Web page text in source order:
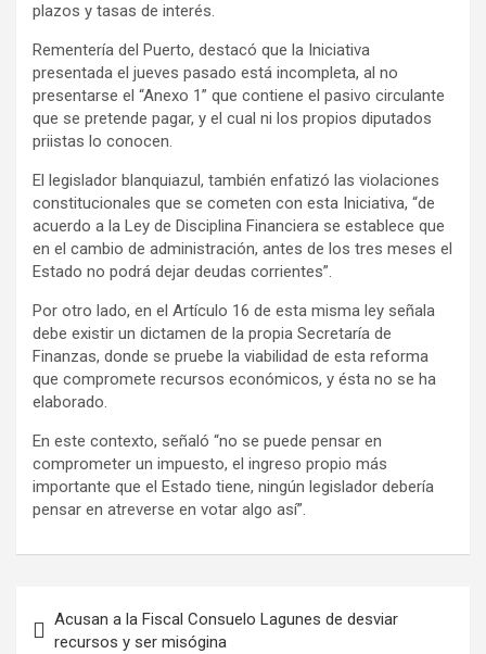
plazos y tasas de interés.
Rementería del Puerto, destacó que la Iniciativa
presentada el jueves pasado está incompleta, al no
presentarse el “Anexo 1” que contiene el pasivo circulante
que se pretende pagar, y el cual ni los propios diputados
priistas lo conocen.
El legislador blanquiazul, también enfatizó las violaciones
constitucionales que se cometen con esta Iniciativa, “de
acuerdo a la Ley de Disciplina Financiera se establece que
en el cambio de administración, antes de los tres meses el
Estado no podrá dejar deudas corrientes”.
Por otro lado, en el Artículo 16 de esta misma ley señala
debe existir un dictamen de la propia Secretaría de
Finanzas, donde se pruebe la viabilidad de esta reforma
que compromete recursos económicos, y ésta no se ha
elaborado.
En este contexto, señaló “no se puede pensar en
comprometer un impuesto, el ingreso propio más
importante que el Estado tiene, ningún legislador debería
pensar en atreverse en votar algo así”.
Acusan a la Fiscal Consuelo Lagunes de desviar
recursos y ser misógina